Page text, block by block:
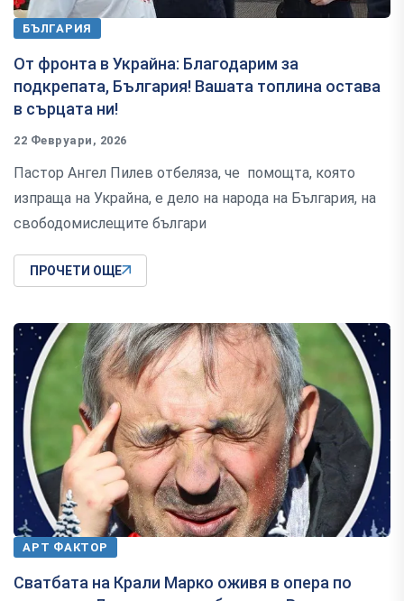
БЪЛГАРИЯ
От фронта в Украйна: Благодарим за
подкрепата, България! Вашата топлина остава
в сърцата ни!
22 Февруари, 2026
Пастор Ангел Пилев отбеляза, че помощта, която
изпраща на Украйна, е дело на народа на България, на
свободомислещите българи
ПРОЧЕТИ ОЩЕ
АРТ ФАКТОР
Сватбата на Крали Марко оживя в опера по